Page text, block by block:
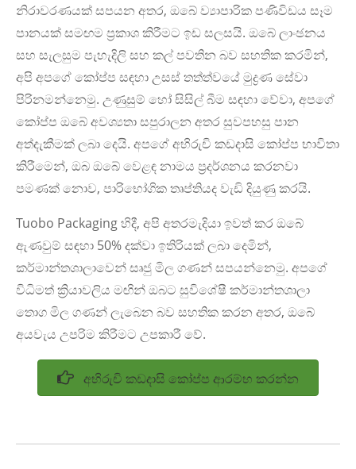
නිරාවරණයක් සපයන අතර, ඔබේ ව්‍යාපාරික පණිවිඩය සෑම
පානයක් සමඟම ප්‍රකාශ කිරීමට ඉඩ සලසයි. ඔබේ ලාංඡනය
සහ සැලසුම පැහැදිලි සහ කල් පවතින බව සහතික කරමින්,
අපි අපගේ කෝප්ප සඳහා උසස් තත්ත්වයේ මුද්‍රණ සේවා
පිරිනමන්නෙමු. උණුසුම් හෝ සිසිල් බීම සඳහා වේවා, අපගේ
කෝප්ප ඔබේ අවශ්‍යතා සපුරාලන අතර සුවපහසු පාන
අත්දැකීමක් ලබා දෙයි. අපගේ අභිරුචි කඩදාසි කෝප්ප භාවිතා
කිරීමෙන්, ඔබ ඔබේ වෙළඳ නාමය ප්‍රදර්ශනය කරනවා
පමණක් නොව, පාරිභෝගික තෘප්තියද වැඩි දියුණු කරයි.
Tuobo Packaging හිදී, අපි අතරමැදියා ඉවත් කර ඔබේ
ඇණවුම් සඳහා 50% දක්වා ඉතිරියක් ලබා දෙමින්,
කර්මාන්තශාලාවෙන් සෘජු මිල ගණන් සපයන්නෙමු. අපගේ
විධිමත් ක්‍රියාවලිය මඟින් ඔබට සුවිශේෂී කර්මාන්තශාලා
තොග මිල ගණන් ලැබෙන බව සහතික කරන අතර, ඔබේ
අයවැය උපරිම කිරීමට උපකාරී වේ.
අභිරුචි කඩදාසි කෝප්ප ආරම්භ කරන්න